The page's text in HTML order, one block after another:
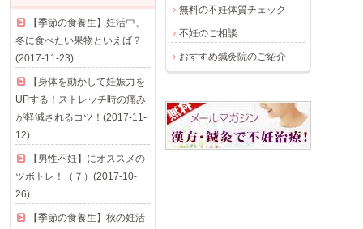
無料の不妊体質チェック
不妊のご相談
おすすめ鍼灸院のご紹介
【季節の食養生】妊活中、
冬に食べたい果物といえば？
(2017-11-23)
【身体を動かして妊娠力を
UPする！ストレッチ時の痛み
が軽減されるコツ！(2017-11-
12)
【男性不妊】にオススメの
ツボトレ！（７）(2017-10-
26)
【季節の食養生】秋の妊活